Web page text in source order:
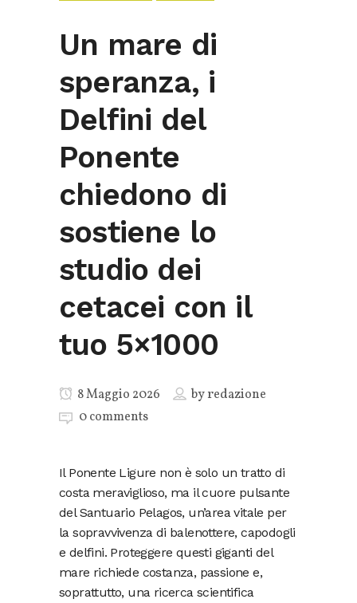
Un mare di
speranza, i
Delfini del
Ponente
chiedono di
sostiene lo
studio dei
cetacei con il
tuo 5×1000
8 Maggio 2026 byredazione
0 comments
Il Ponente Ligure non è solo un tratto di
costa meraviglioso, ma il cuore pulsante
del Santuario Pelagos, un’area vitale per
la sopravvivenza di balenottere, capodogli
e delfini. Proteggere questi giganti del
mare richiede costanza, passione e,
soprattutto, una ricerca scientifica